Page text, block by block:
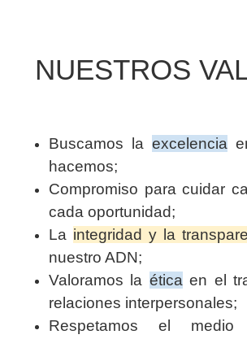
NUESTROS
Buscamos la excelencia
hacemos;
Compromiso para cuidar
cada oportunidad;
La integridad y la
nuestro ADN;
Valoramos la éticaen el
relaciones interpersonales;
Respetamos el